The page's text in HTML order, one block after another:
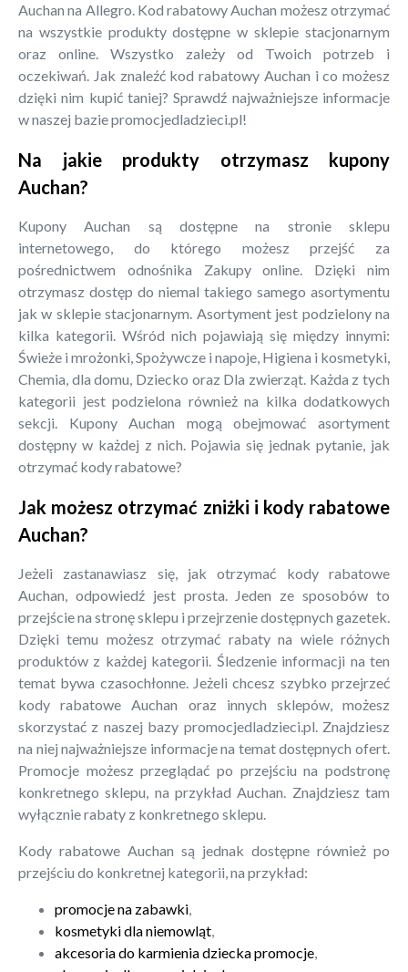
Auchan na Allegro. Kod rabatowy Auchan możesz otrzymać
na wszystkie produkty dostępne w sklepie stacjonarnym
oraz online. Wszystko zależy od Twoich potrzeb i
oczekiwań. Jak znaleźć kod rabatowy Auchan i co możesz
dzięki nim kupić taniej? Sprawdź najważniejsze informacje
w naszej bazie promocjedladzieci.pl!
Na jakie produkty otrzymasz kupony
Auchan?
Kupony Auchan są dostępne na stronie sklepu
internetowego, do którego możesz przejść za
pośrednictwem odnośnika Zakupy online. Dzięki nim
otrzymasz dostęp do niemal takiego samego asortymentu
jak w sklepie stacjonarnym. Asortyment jest podzielony na
kilka kategorii. Wśród nich pojawiają się między innymi:
Świeże i mrożonki, Spożywcze i napoje, Higiena i kosmetyki,
Chemia, dla domu, Dziecko oraz Dla zwierząt. Każda z tych
kategorii jest podzielona również na kilka dodatkowych
sekcji. Kupony Auchan mogą obejmować asortyment
dostępny w każdej z nich. Pojawia się jednak pytanie, jak
otrzymać kody rabatowe?
Jak możesz otrzymać zniżki i kody rabatowe
Auchan?
Jeżeli zastanawiasz się, jak otrzymać kody rabatowe
Auchan, odpowiedź jest prosta. Jeden ze sposobów to
przejście na stronę sklepu i przejrzenie dostępnych gazetek.
Dzięki temu możesz otrzymać rabaty na wiele różnych
produktów z każdej kategorii. Śledzenie informacji na ten
temat bywa czasochłonne. Jeżeli chcesz szybko przejrzeć
kody rabatowe Auchan oraz innych sklepów, możesz
skorzystać z naszej bazy promocjedladzieci.pl. Znajdziesz
na niej najważniejsze informacje na temat dostępnych ofert.
Promocje możesz przeglądać po przejściu na podstronę
konkretnego sklepu, na przykład Auchan. Znajdziesz tam
wyłącznie rabaty z konkretnego sklepu.
Kody rabatowe Auchan są jednak dostępne również po
przejściu do konkretnej kategorii, na przykład:
promocje na zabawki,
kosmetyki dla niemowląt,
akcesoria do karmienia dziecka promocje,